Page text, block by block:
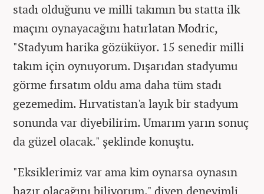
stadı olduğunu ve milli takımın bu statta ilk
maçını oynayacağını hatırlatan Modric,
"Stadyum harika gözüküyor. 15 senedir milli
takım için oynuyorum. Dışarıdan stadyumu
görme fırsatım oldu ama daha tüm stadı
gezemedim. Hırvatistan'a layık bir stadyum
sonunda var diyebilirim. Umarım yarın sonuç
da güzel olacak." şeklinde konuştu.
"Eksiklerimiz var ama kim oynarsa oynasın
hazır olacağını biliyorum." diyen deneyimli